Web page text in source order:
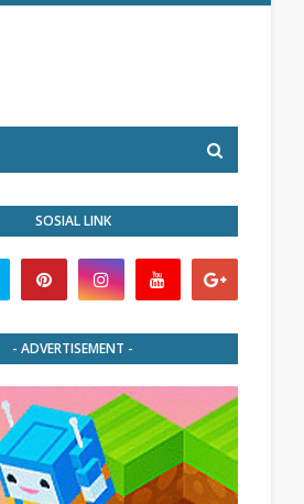
SOSIAL LINK
- ADVERTISEMENT -